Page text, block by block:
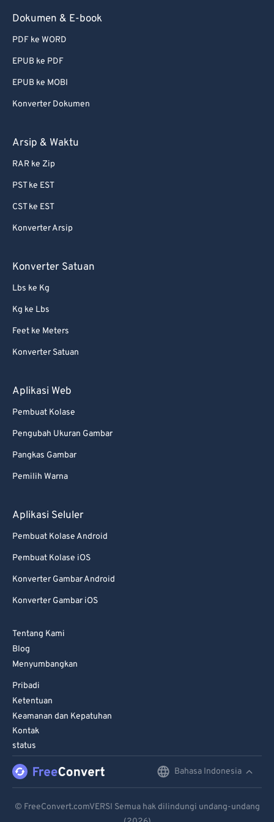
Dokumen & E-book
PDF ke WORD
EPUB ke PDF
EPUB ke MOBI
Konverter Dokumen
Arsip & Waktu
RAR ke Zip
PST ke EST
CST ke EST
Konverter Arsip
Konverter Satuan
Lbs ke Kg
Kg ke Lbs
Feet ke Meters
Konverter Satuan
Aplikasi Web
Pembuat Kolase
Pengubah Ukuran Gambar
Pangkas Gambar
Pemilih Warna
Aplikasi Seluler
Pembuat Kolase Android
Pembuat Kolase iOS
Konverter Gambar Android
Konverter Gambar iOS
Tentang Kami
Blog
Menyumbangkan
Pribadi
Ketentuan
Keamanan dan Kepatuhan
Kontak
status
Bahasa Indonesia
© FreeConvert.comVERSI Semua hak dilindungi undang-undang